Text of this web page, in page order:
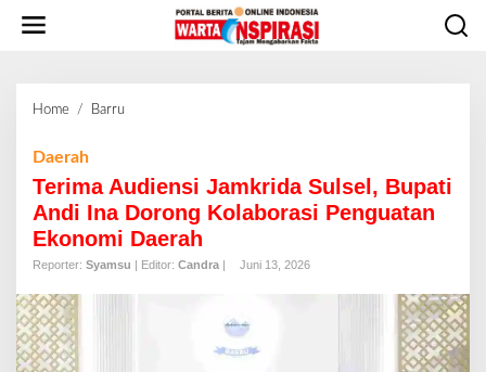
Home / Barru
m
a
u
Daerah
Terima Audiensi Jamkrida Sulsel, Bupati
Andi Ina Dorong Kolaborasi Penguatan
Ekonomi Daerah
Reporter: Syamsu | Editor: Candra | Juni 13, 2026